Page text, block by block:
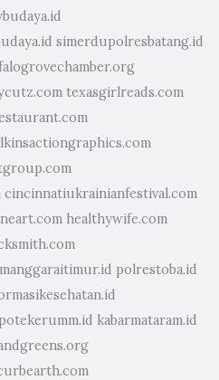
simerdupolresbatang.id
texasgirlreads.com
cincinnatiukrainianfestival.com
healthywife.com
polrestoba.id
kabarmataram.id